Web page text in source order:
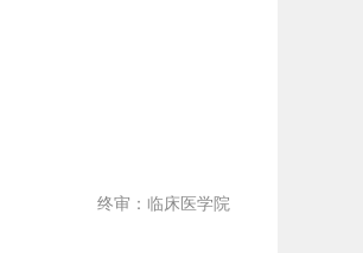
终审：临床医学院